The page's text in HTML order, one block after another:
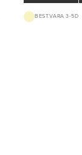
BEST.VARA 3-5D